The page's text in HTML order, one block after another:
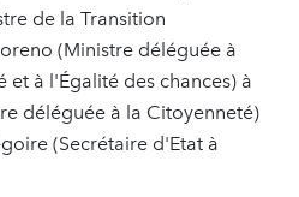
de la Transition
(Ministre déléguée à
et à l'Égalité des chances) à
déléguée à la Citoyenneté)
(Secrétaire d'Etat à